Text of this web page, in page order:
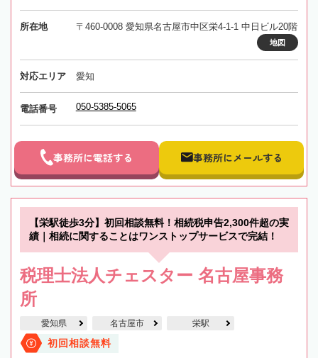
所在地 〒460-0008 愛知県名古屋市中区栄4-1-1 中日ビル20階
地図
対応エリア 愛知
電話番号 050-5385-5065
事務所に電話する 事務所にメールする
【栄駅徒歩3分】初回相談無料！相続税申告2,300件超の実
績｜相続に関することはワンストップサービスで完結！
税理士法人チェスター 名古屋事務
所
愛知県 名古屋市 栄駅
初回相談無料